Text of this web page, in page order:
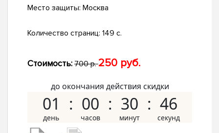
Место защиты: Москва
Количество страниц: 149 с.
Стоимость: 700 р.250 руб.
до окончания действия скидки
01 00 30 45